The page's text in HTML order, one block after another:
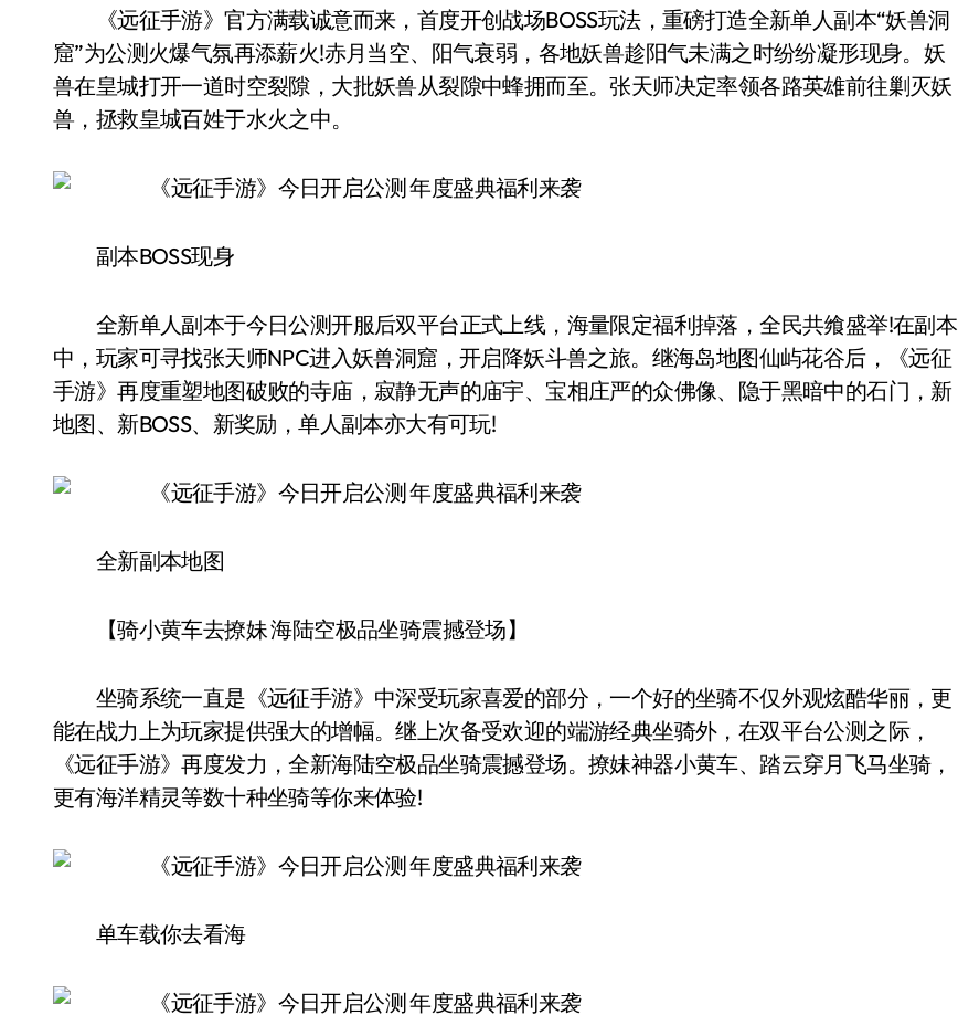
《远征手游》官方满载诚意而来，首度开创战场BOSS玩法，重磅打造全新单人副本“妖兽洞
窟”为公测火爆气氛再添薪火!赤月当空、阳气衰弱，各地妖兽趁阳气未满之时纷纷凝形现身。妖
兽在皇城打开一道时空裂隙，大批妖兽从裂隙中蜂拥而至。张天师决定率领各路英雄前往剿灭妖
兽，拯救皇城百姓于水火之中。
副本BOSS现身
全新单人副本于今日公测开服后双平台正式上线，海量限定福利掉落，全民共飨盛举!在副本
中，玩家可寻找张天师NPC进入妖兽洞窟，开启降妖斗兽之旅。继海岛地图仙屿花谷后，《远征
手游》再度重塑地图破败的寺庙，寂静无声的庙宇、宝相庄严的众佛像、隐于黑暗中的石门，新
地图、新BOSS、新奖励，单人副本亦大有可玩!
全新副本地图
【骑小黄车去撩妹 海陆空极品坐骑震撼登场】
坐骑系统一直是《远征手游》中深受玩家喜爱的部分，一个好的坐骑不仅外观炫酷华丽，更
能在战力上为玩家提供强大的增幅。继上次备受欢迎的端游经典坐骑外，在双平台公测之际，
《远征手游》再度发力，全新海陆空极品坐骑震撼登场。撩妹神器小黄车、踏云穿月飞马坐骑，
更有海洋精灵等数十种坐骑等你来体验!
单车载你去看海